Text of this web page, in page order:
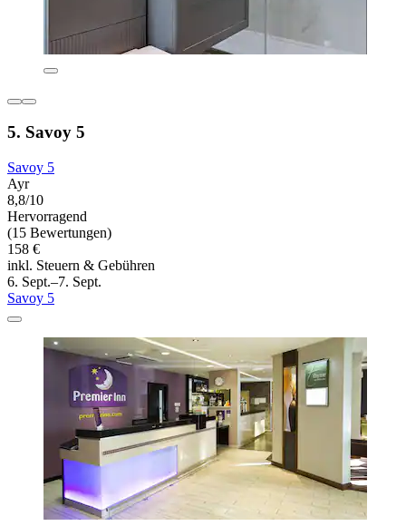
5. Savoy 5
Savoy 5
Ayr
8,8/10
Hervorragend
(15 Bewertungen)
158 €
inkl. Steuern & Gebühren
6. Sept.–7. Sept.
Savoy 5